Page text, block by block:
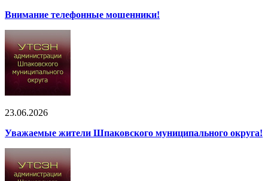
Внимание телефонные мошенники!
23.06.2026
Уважаемые жители Шпаковского муниципального округа!